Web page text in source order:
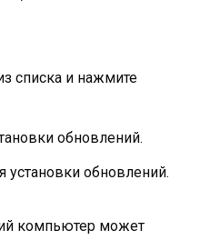
списка и нажмите
обновлений.
обновлений.
компьютер может